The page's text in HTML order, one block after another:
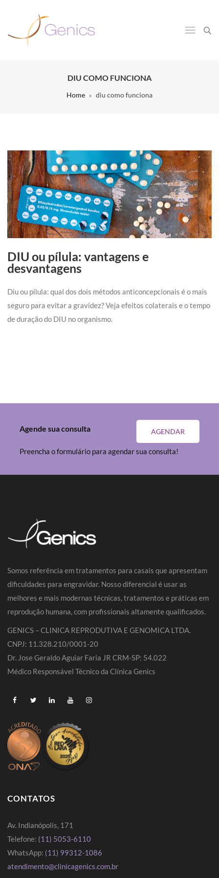
DIU COMO FUNCIONA
Home diu como funciona
DIU ou pílula: vantagens e
desvantagens
Diu ou pílula: qual dos dois métodos anticoncepcionais é o mais
seguro para evitar a gravidez? Veja efeitos colaterais e o tempo
de duração do DIU no organismo.
AGENDAR
Agende sua consulta
Preencha o formulário para agendar sua consulta!
Somos referência em tratamentos para casais que apresentam
dificuldades para engravidar. Nosso diferencial é usar as
melhores e mais modernas técnicas, tratamentos e práticas em
reprodução humana, com profissionais altamente qualificados.
GENICS – CLINICA REPRODUTIVA E GENOMICA LTDA.
CNPJ: 11.328.210/0001-20
Dr. Jose Geraldo Aguiar Faria JR CRM-SP: 54.022
Médico Responsável Técnico da Clínica Genics
CONTATOS
Av. Indianópolis, 171
Telefone: (11) 5053-6110
WhatsApp: (11) 99312-1086
atendimento@clinicagenics.com.br